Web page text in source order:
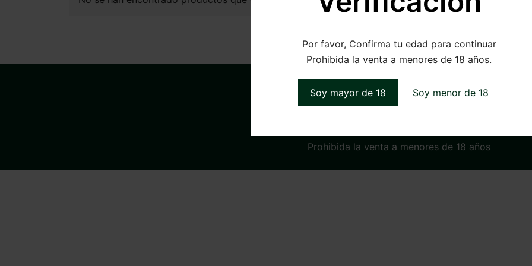
Por favor, Confirma tu edad para continuar
Prohibida la venta a menores de 18 años.
Soy mayor de 18 Soy menor de 18
Prohibida la venta a menores de 18 años